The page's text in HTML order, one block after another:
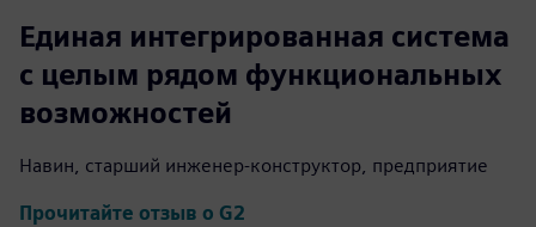
Единая интегрированная система
с целым рядом функциональных
возможностей
Навин, старший инженер-конструктор, предприятие
Прочитайте отзыв о G2